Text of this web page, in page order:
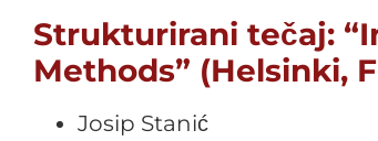
Strukturirani tečaj:
Methods” (Helsinki,
Josip Stanić